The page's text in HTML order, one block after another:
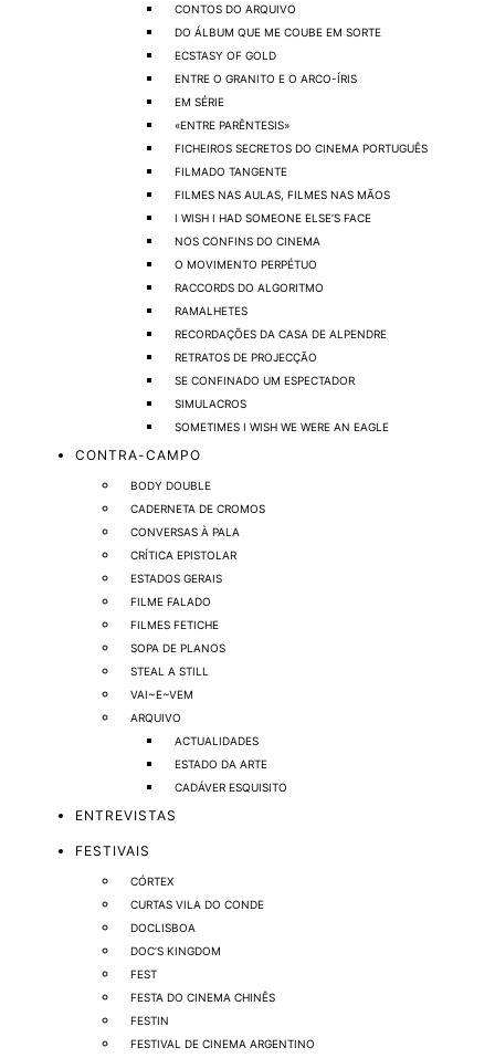
CONTOS DO ARQUIVO
DO ÁLBUM QUE ME COUBE EM SORTE
ECSTASY OF GOLD
ENTRE O GRANITO E O ARCO-ÍRIS
EM SÉRIE
«ENTRE PARÊNTESIS»
FICHEIROS SECRETOS DO CINEMA PORTUGUÊS
FILMADO TANGENTE
FILMES NAS AULAS, FILMES NAS MÃOS
I WISH I HAD SOMEONE ELSE’S FACE
NOS CONFINS DO CINEMA
O MOVIMENTO PERPÉTUO
RACCORDS DO ALGORITMO
RAMALHETES
RECORDAÇÕES DA CASA DE ALPENDRE
RETRATOS DE PROJECÇÃO
SE CONFINADO UM ESPECTADOR
SIMULACROS
SOMETIMES I WISH WE WERE AN EAGLE
CONTRA-CAMPO
BODY DOUBLE
CADERNETA DE CROMOS
CONVERSAS À PALA
CRÍTICA EPISTOLAR
ESTADOS GERAIS
FILME FALADO
FILMES FETICHE
SOPA DE PLANOS
STEAL A STILL
VAI~E~VEM
ARQUIVO
ACTUALIDADES
ESTADO DA ARTE
CADÁVER ESQUISITO
ENTREVISTAS
FESTIVAIS
CÓRTEX
CURTAS VILA DO CONDE
DOCLISBOA
DOC’S KINGDOM
FEST
FESTA DO CINEMA CHINÊS
FESTIN
FESTIVAL DE CINEMA ARGENTINO